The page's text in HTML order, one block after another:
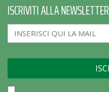
ISCRIVITI ALLA NEWSLETTER